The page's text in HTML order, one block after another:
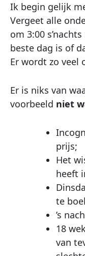
Ik begin gelijk
Vergeet alle
om 3:00
beste dag is of
Er wordt zo veel
Er is niks van
voorbeeld niet
prijs;
Het
heeft
te
’s
18
van